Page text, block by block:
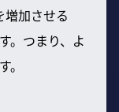
加させる
。つまり、よ